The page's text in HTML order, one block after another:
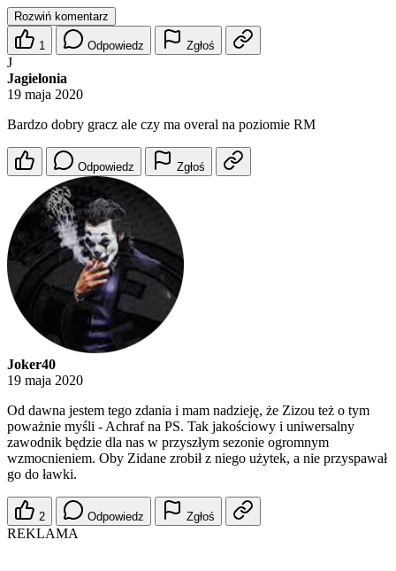
Rozwiń komentarz
1 Odpowiedz Zgłoś
J
Jagielonia
19 maja 2020
Bardzo dobry gracz ale czy ma overal na poziomie RM
Odpowiedz Zgłoś
Joker40
19 maja 2020
Od dawna jestem tego zdania i mam nadzieję, że Zizou też o tym
poważnie myśli - Achraf na PS. Tak jakościowy i uniwersalny
zawodnik będzie dla nas w przyszłym sezonie ogromnym
wzmocnieniem. Oby Zidane zrobił z niego użytek, a nie przyspawał
go do ławki.
2 Odpowiedz Zgłoś
REKLAMA